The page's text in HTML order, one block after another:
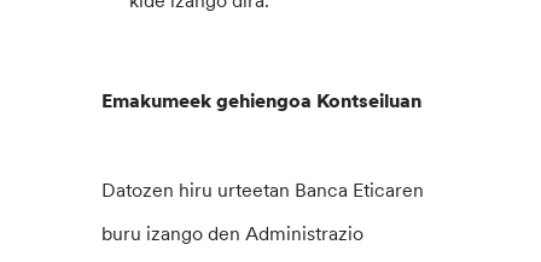
Emakumeek gehiengoa Kontseiluan
Datozen hiru urteetan Banca Eticaren
buru izango den Administrazio